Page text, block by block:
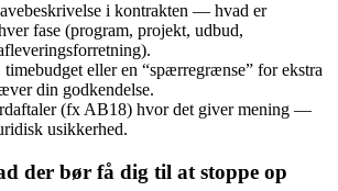
i kontrakten — hvad er
fase (program, projekt, udbud,
eller en “spærregrænse” for ekstra
din godkendelse.
(fx AB18) hvor det giver mening —
usikkerhed.
der bør få dig til at stoppe op